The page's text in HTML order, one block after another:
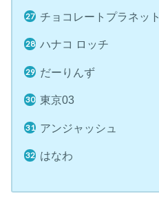
チョコレートプラネット
ハナコ ロッチ
だーりんず
東京03
アンジャッシュ
はなわ